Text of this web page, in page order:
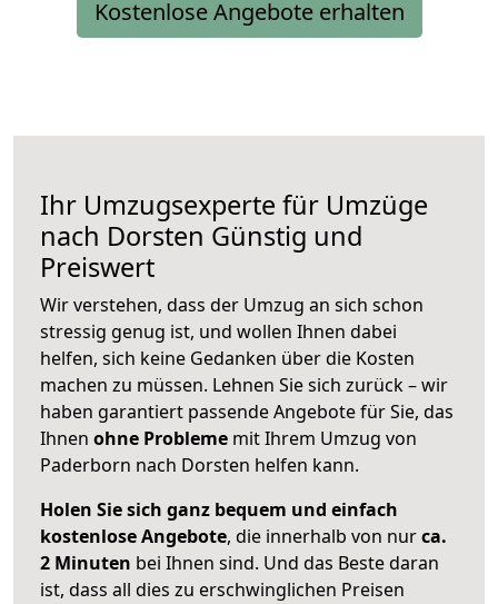
Kostenlose Angebote erhalten
Ihr Umzugsexperte für Umzüge
nach Dorsten Günstig und
Preiswert
Wir verstehen, dass der Umzug an sich schon
stressig genug ist, und wollen Ihnen dabei
helfen, sich keine Gedanken über die Kosten
machen zu müssen. Lehnen Sie sich zurück – wir
haben garantiert passende Angebote für Sie, das
Ihnen ohne Probleme mit Ihrem Umzug von
Paderborn nach Dorsten helfen kann.
Holen Sie sich ganz bequem und einfach
kostenlose Angebote, die innerhalb von nurca.
2 Minuten bei Ihnen sind. Und das Beste daran
ist, dass all dies zu erschwinglichen Preisen